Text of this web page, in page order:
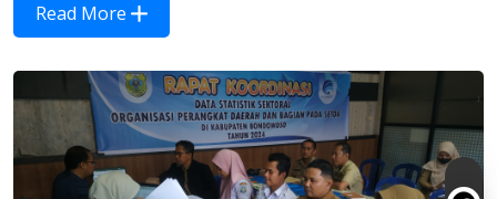
Read More